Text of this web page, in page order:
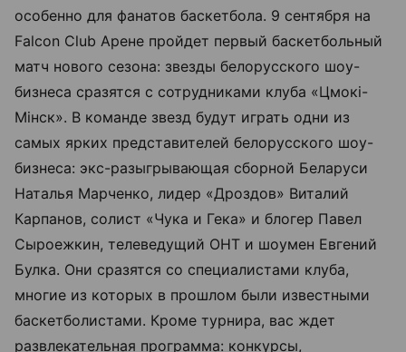
особенно для фанатов баскетбола. 9 сентября на
Falcon Club Арене пройдет первый баскетбольный
матч нового сезона: звезды белорусского шоу-
бизнеса сразятся с сотрудниками клуба «Цмокі-
Мінск». В команде звезд будут играть одни из
самых ярких представителей белорусского шоу-
бизнеса: экс-разыгрывающая сборной Беларуси
Наталья Марченко, лидер «Дроздов» Виталий
Карпанов, солист «Чука и Гека» и блогер Павел
Сыроежкин, телеведущий ОНТ и шоумен Евгений
Булка. Они сразятся со специалистами клуба,
многие из которых в прошлом были известными
баскетболистами. Кроме турнира, вас ждет
развлекательная программа: конкурсы,